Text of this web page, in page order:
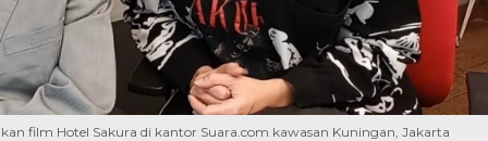
film Hotel Sakura di kantor Suara.com kawasan Kuningan, Jakarta